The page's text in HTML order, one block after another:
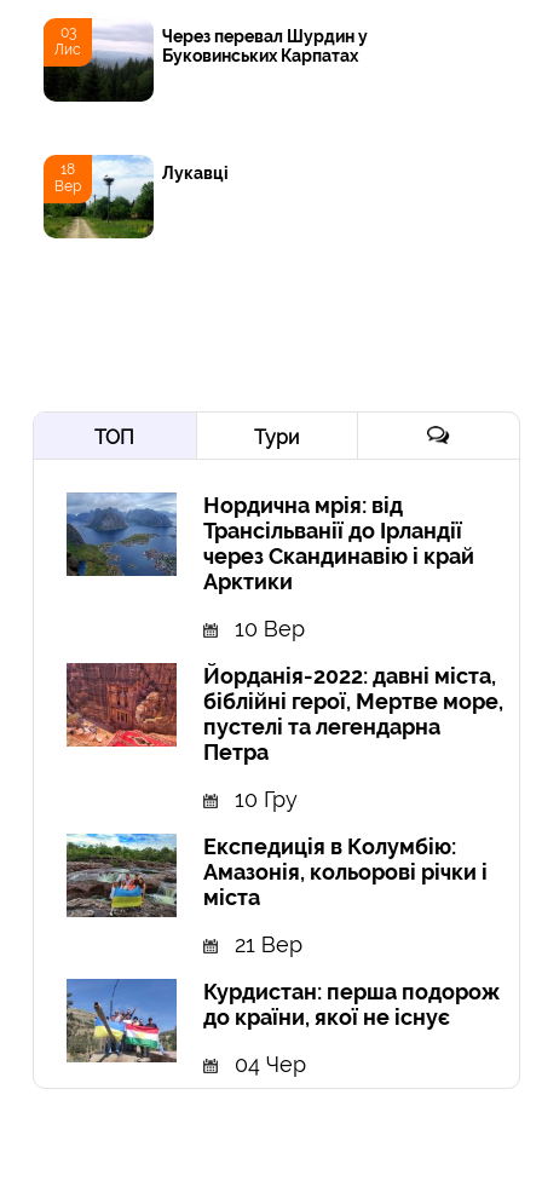
03
Лис
Через перевал Шурдин у
Буковинських Карпатах
18
Вер
Лукавці
ТОП Тури
Нордична мрія: від
Трансільванії до Ірландії
через Скандинавію і край
Арктики
10 Вер
Йорданія-2022: давні міста,
біблійні герої, Мертве море,
пустелі та легендарна
Петра
10 Гру
Експедиція в Колумбію:
Амазонія, кольорові річки і
міста
21 Вер
Курдистан: перша подорож
до країни, якої не існує
04 Чер